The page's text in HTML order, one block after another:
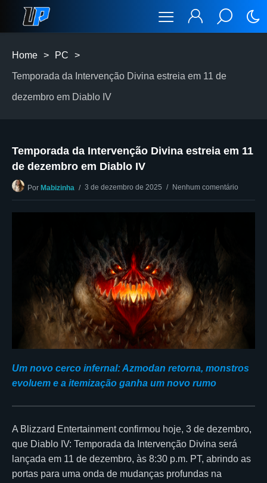
Home > PC >
Temporada da Intervenção Divina estreia em 11 de
dezembro em Diablo IV
Temporada da Intervenção Divina estreia em 11
de dezembro em Diablo IV
Por Mabizinha 3 de dezembro de 2025 Nenhum comentário
Um novo cerco infernal: Azmodan retorna, monstros
evoluem e a itemização ganha um novo rumo
A Blizzard Entertainment confirmou hoje, 3 de dezembro,
que Diablo IV: Temporada da Intervenção Divina será
lançada em 11 de dezembro, às 8:30 p.m. PT, abrindo as
portas para uma onda de mudanças profundas na